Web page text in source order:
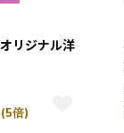
リジナル洋
倍)